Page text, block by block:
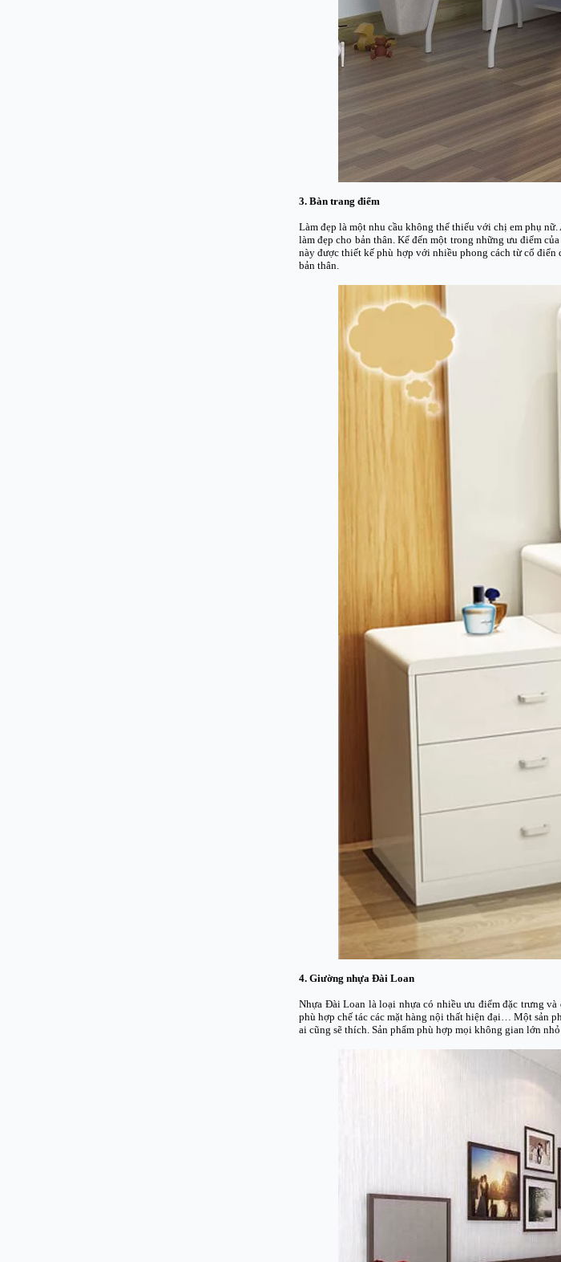
3. Bàn trang điểm
Làm đẹp là một nhu cầu không thể thiếu với chị em phụ
làm đẹp cho bản thân. Kể đến một trong những ưu điểm
này được thiết kế phù hợp với nhiều phong cách từ cổ điển
bản thân.
4. Giường nhựa Đài Loan
Nhựa Đài Loan là loại nhựa có nhiều ưu điểm đặc trưng
phù hợp chế tác các mặt hàng nội thất hiện đại… Một sản
ai cũng sẽ thích. Sản phẩm phù hợp mọi không gian lớn